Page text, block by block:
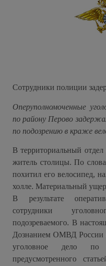
Сотрудники полиции
Оперуполномоченные
по району Перово
по подозрению в краже
В территориальный
житель столицы. По
похитил его велосипед,
холле. Материальный
В результате
сотрудники
подозреваемого. В
Дознанием ОМВД России
уголовное дело по
предусмотренного